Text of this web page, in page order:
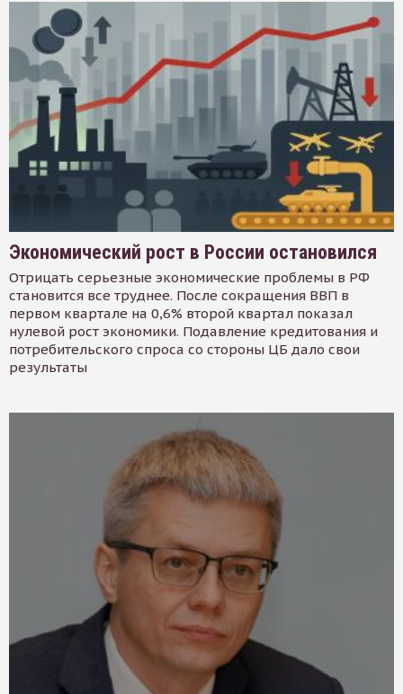
Экономический рост в России остановился
Отрицать серьезные экономические проблемы в РФ
становится все труднее. После сокращения ВВП в
первом квартале на 0,6% второй квартал показал
нулевой рост экономики. Подавление кредитования и
потребительского спроса со стороны ЦБ дало свои
результаты